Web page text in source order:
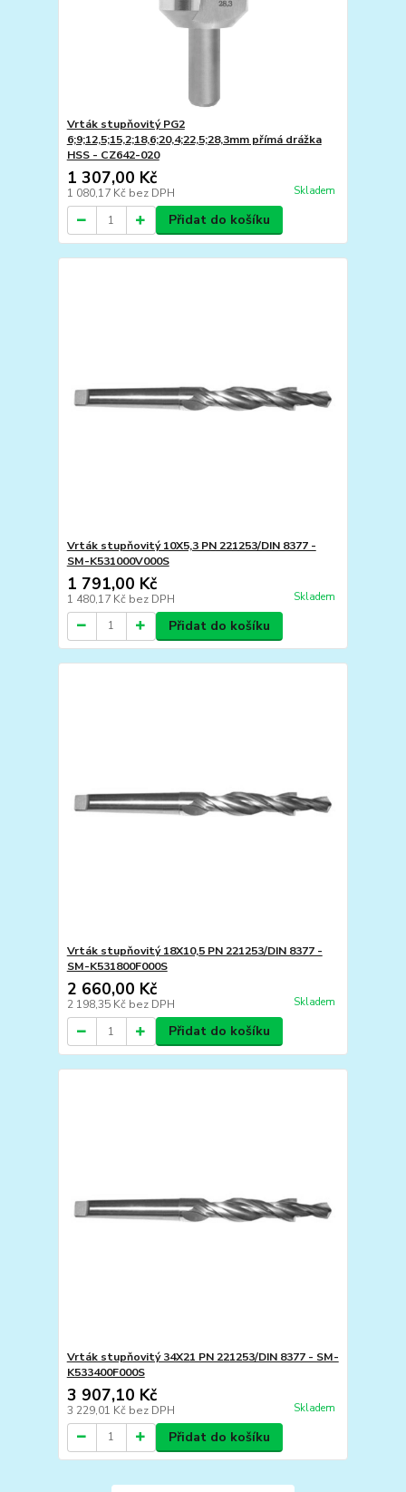
Vrták stupňovitý PG2
6;9;12,5;15,2;18,6;20,4;22,5;28,3mm přímá drážka
HSS - CZ642-020
1 307,00 Kč
1 080,17 Kč bez DPH Skladem
Přidat do košíku
Vrták stupňovitý 10X5,3 PN 221253/DIN 8377 -
SM-K531000V000S
1 791,00 Kč
1 480,17 Kč bez DPH Skladem
Přidat do košíku
Vrták stupňovitý 18X10,5 PN 221253/DIN 8377 -
SM-K531800F000S
2 660,00 Kč
2 198,35 Kč bez DPH Skladem
Přidat do košíku
Vrták stupňovitý 34X21 PN 221253/DIN 8377 - SM-
K533400F000S
3 907,10 Kč
3 229,01 Kč bez DPH Skladem
Přidat do košíku